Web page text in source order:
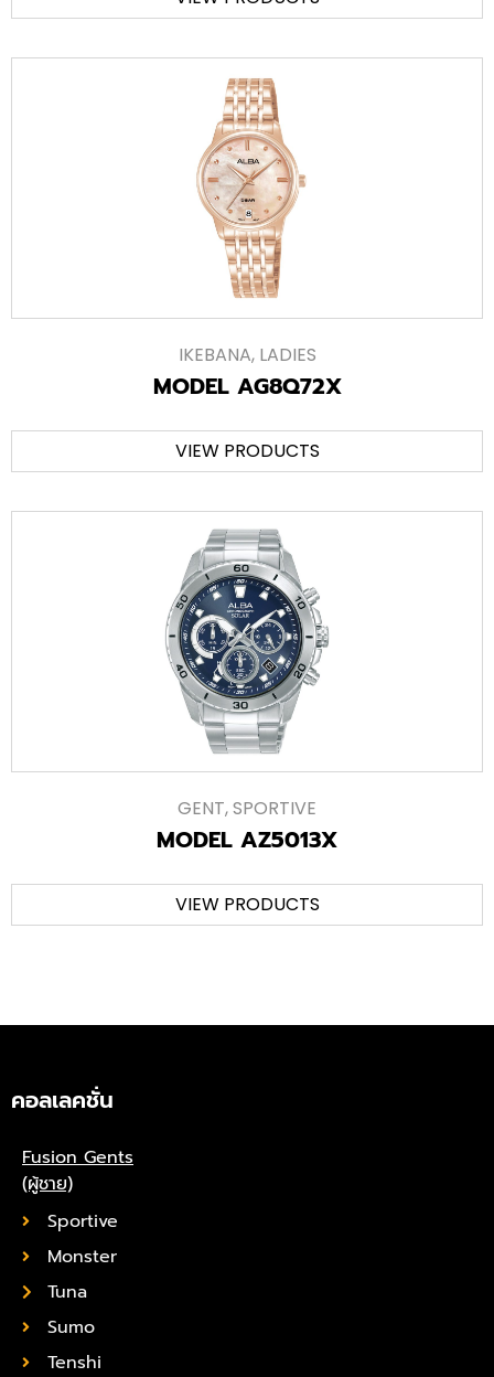
IKEBANA, LADIES
MODEL AG8Q72X
VIEW PRODUCTS
GENT,SPORTIVE
MODEL AZ5013X
VIEW PRODUCTS
คอลเลคชั่น
Fusion Gents
(ผู้ชาย)
Sportive
Monster
Tuna
Sumo
Tenshi